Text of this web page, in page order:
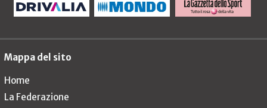
Mappa del sito
Home
La Federazione